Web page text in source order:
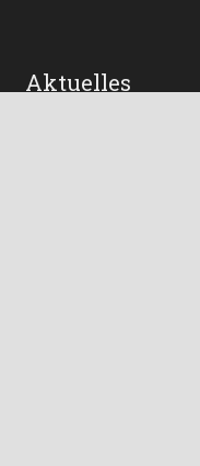
Aktuelles